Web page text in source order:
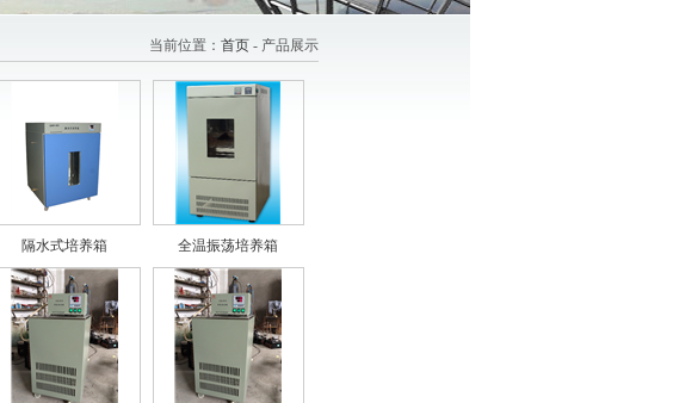
当前位置： 首页 - 产品展示
隔水式培养箱 全温振荡培养箱